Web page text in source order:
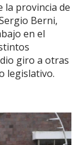
la provincia de
Berni,
en el
giro a otras
legislativo.